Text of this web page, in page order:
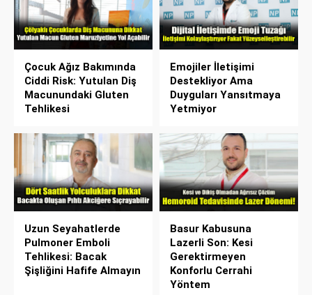
Çocuk Ağız Bakımında
Ciddi Risk: Yutulan Diş
Macunundaki Gluten
Tehlikesi
Emojiler İletişimi
Destekliyor Ama
Duyguları Yansıtmaya
Yetmiyor
Uzun Seyahatlerde
Pulmoner Emboli
Tehlikesi: Bacak
Şişliğini Hafife Almayın
Basur Kabusuna
Lazerli Son: Kesi
Gerektirmeyen
Konforlu Cerrahi
Yöntem